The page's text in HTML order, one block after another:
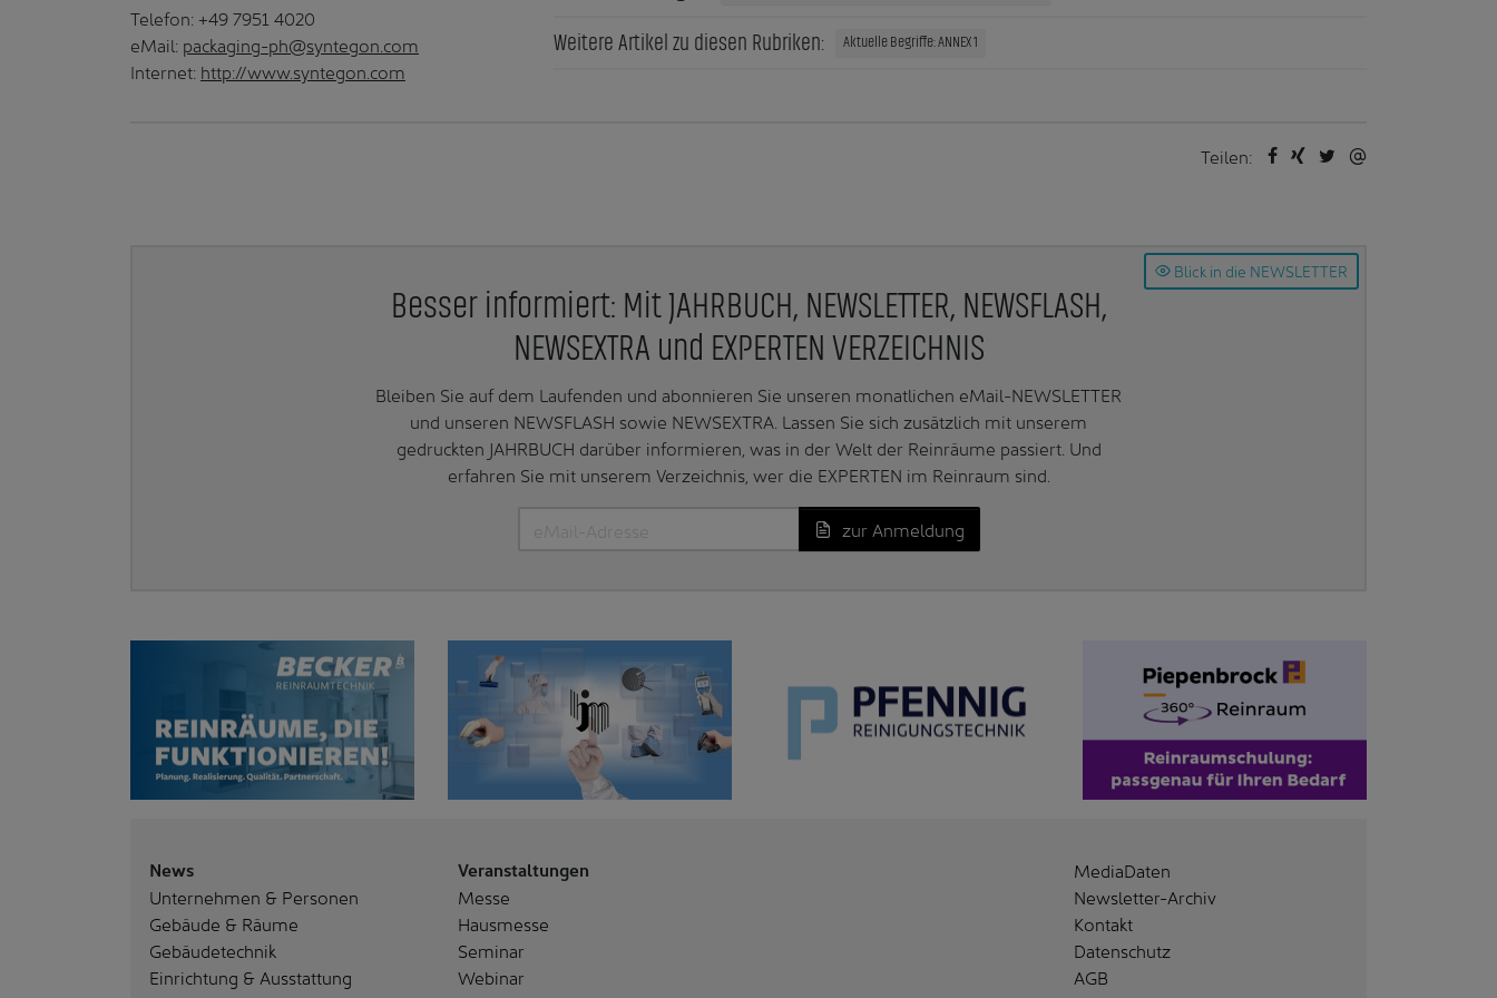
Telefon: +49 7951 4020
eMail: packaging-ph@syntegon.com
Internet: http://www.syntegon.com
Weitere Artikel zu diesen Rubriken: Aktuelle Begriffe: ANNEX 1
Teilen:
Blick in die NEWSLETTER
Besser informiert: Mit JAHRBUCH, NEWSLETTER, NEWSFLASH,
NEWSEXTRA und EXPERTEN VERZEICHNIS
Bleiben Sie auf dem Laufenden und abonnieren Sie unseren monatlichen eMail-NEWSLETTER
und unseren NEWSFLASH sowie NEWSEXTRA. Lassen Sie sich zusätzlich mit unserem
gedruckten JAHRBUCH darüber informieren, was in der Welt der Reinräume passiert. Und
erfahren Sie mit unserem Verzeichnis, wer die EXPERTEN im Reinraum sind.
zur Anmeldung
News
Unternehmen & Personen
Gebäude & Räume
Gebäudetechnik
Einrichtung & Ausstattung
Veranstaltungen
Messe
Hausmesse
Seminar
Webinar
MediaDaten
Newsletter-Archiv
Kontakt
Datenschutz
AGB